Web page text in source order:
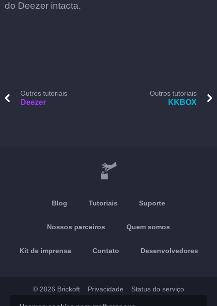
do Deezer intacta.
Outros tutoriais
Deezer
Outros tutoriais
KKBOX
Blog Tutoriais Suporte
Nossos parceiros Quem somos
Kit de imprensa Contato Desenvolvedores
© 2026 Brickoft Privacidade Status do serviço